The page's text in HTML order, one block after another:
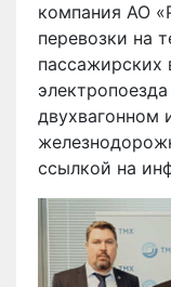
компания АО
перевозки на
пассажирских
двухвагонном
ссылкой на